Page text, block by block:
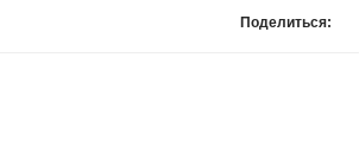
Поделиться: